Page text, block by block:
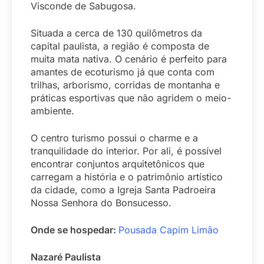
Visconde de Sabugosa.
Situada a cerca de 130 quilômetros da
capital paulista, a região é composta de
muita mata nativa. O cenário é perfeito para
amantes de ecoturismo já que conta com
trilhas, arborismo, corridas de montanha e
práticas esportivas que não agridem o meio-
ambiente.
O centro turismo possui o charme e a
tranquilidade do interior. Por ali, é possível
encontrar conjuntos arquitetônicos que
carregam a história e o patrimônio artístico
da cidade, como a Igreja Santa Padroeira
Nossa Senhora do Bonsucesso.
Onde se hospedar: Pousada Capim Limão
Nazaré Paulista